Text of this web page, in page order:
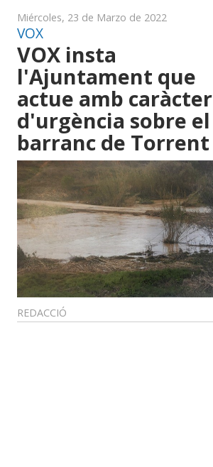
Miércoles, 23 de Marzo de 2022
VOX
VOX insta
l'Ajuntament que
actue amb caràcter
d'urgència sobre el
barranc de Torrent
REDACCIÓ